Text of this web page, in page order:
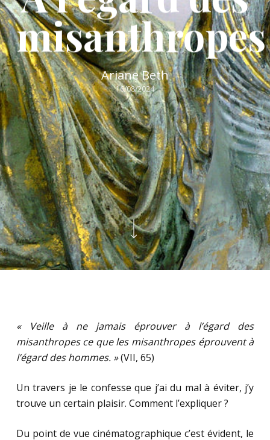
misanthropes
Ariane Beth
16/08/2024
« Veille à ne jamais éprouver à l’égard des
misanthropes ce que les misanthropes éprouvent à
l’égard des hommes. »(VII, 65)
Un travers je le confesse que j’ai du mal à éviter, j’y
trouve un certain plaisir. Comment l’expliquer ?
Du point de vue cinématographique c’est évident, le